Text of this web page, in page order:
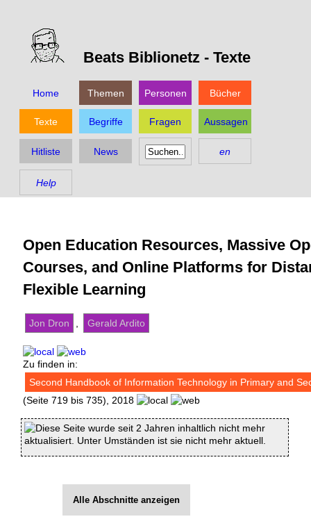
Beats Biblionetz - Texte
Home Themen Personen Bücher
Texte Begriffe Fragen Aussagen
Hitliste News en
Help
Open Education Resources, Massive
Courses, and Online Platforms for
Flexible Learning
Jon Dron Gerald Ardito
Zu finden in:
Second Handbook of Information Technology in Primary and
(Seite 719 bis 735), 2018
Diese Seite wurde seit 2 Jahren inhaltlich nicht mehr
aktualisiert. Unter Umständen ist sie nicht mehr aktuell.
Alle Abschnitte anzeigen